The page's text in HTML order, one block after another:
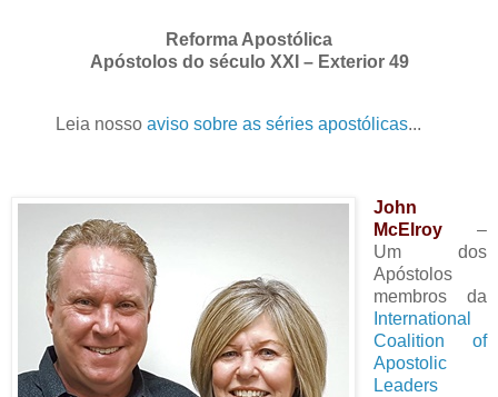
Reforma Apostólica
Apóstolos do século XXI – Exterior 49
Leia nosso aviso sobre as séries apostólicas...
John
McElroy–
Um dos
Apóstolos
membros da
International
Coalition of
Apostolic
Leaders